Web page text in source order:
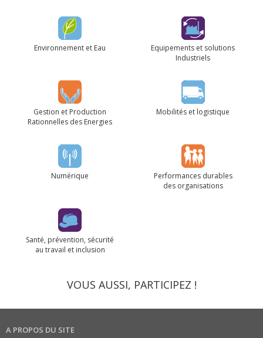
Environnement et Eau
Equipements et solutions
Industriels
Gestion et Production
Rationnelles des Energies
Mobilités et logistique
Numérique
Performances durables
des organisations
Santé, prévention, sécurité
au travail et inclusion
VOUS AUSSI, PARTICIPEZ !
A PROPOS DU SITE